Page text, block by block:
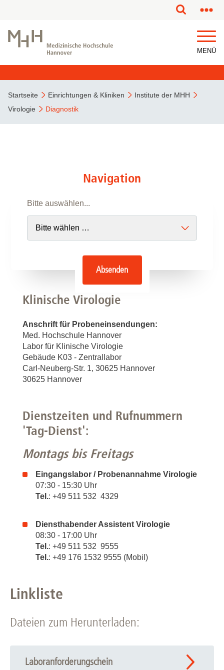
MENÜ
Startseite Einrichtungen & Kliniken
Institute der MHH
Virologie
Diagnostik
Navigation
Bitte auswählen...
Absenden
Klinische Virologie
Anschrift für Probeneinsendungen:
Med. Hochschule Hannover
Labor für Klinische Virologie
Gebäude K03 - Zentrallabor
Carl-Neuberg-Str. 1, 30625 Hannover
30625 Hannover
Dienstzeiten und Rufnummern
'Tag-Dienst':
Montags bis Freitags
Eingangslabor / Probenannahme Virologie
07:30 - 15:30 Uhr
Tel.: +49 511 532 4329
Diensthabender Assistent Virologie
08:30 - 17:00 Uhr
Tel.: +49 511 532 9555
Tel.: +49 176 1532 9555 (Mobil)
Linkliste
Dateien zum Herunterladen:
Laboranforderungschein